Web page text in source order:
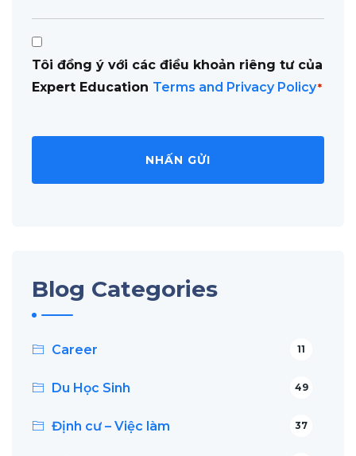
Consent
*
Tôi đồng ý với các điều khoản riêng tư của
Expert Education Terms and Privacy Policy*
Blog Categories
Career 11
Du Học Sinh 49
Định cư – Việc làm 37